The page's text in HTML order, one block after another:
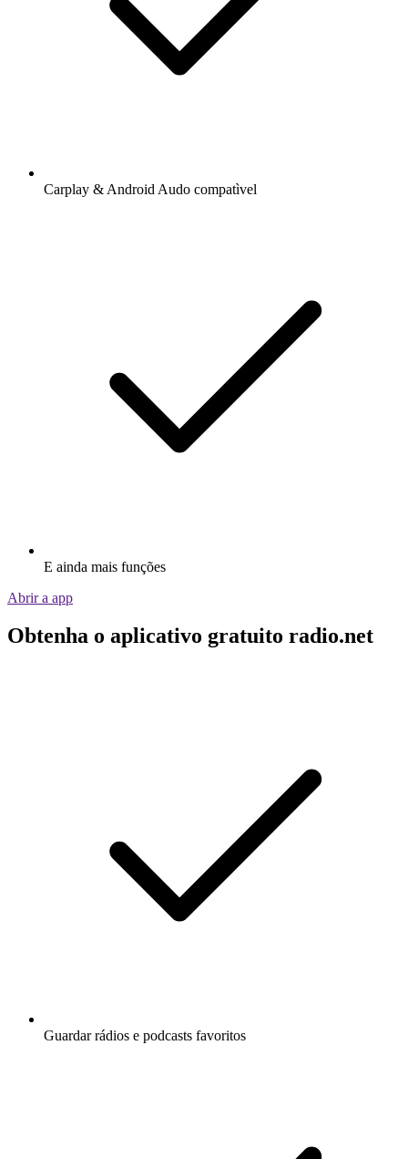
Carplay & Android Audo compatìvel
E ainda mais funções
Abrir a app
Obtenha o aplicativo gratuito radio.net
Guardar rádios e podcasts favoritos